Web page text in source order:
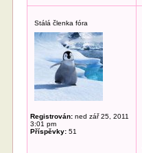
Stálá členka fóra
Registrován: ned zář 25, 2011
3:01 pm
Příspěvky: 51